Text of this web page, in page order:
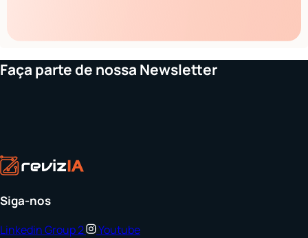
Faça parte de nossa Newsletter
Siga-nos
LinkedinGroup 2 Youtube